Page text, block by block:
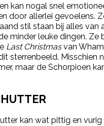
kan nogal snel
door allerlei gevoelens.
stil staan bij alles van
minder leuke dingen. Ze
Last Christmasvan
sterrenbeeld. Misschien
maar de Schorpioen
kan wat pittig en